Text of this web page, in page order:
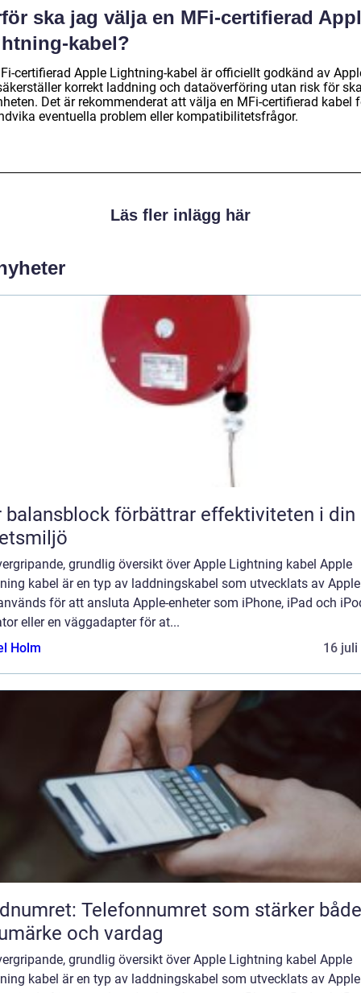
ska jag välja en MFi-certifierad
kabel?
certifierad Apple Lightning-kabel är officiellt godkänd av
korrekt laddning och dataöverföring utan risk för
Det är rekommenderat att välja en MFi-certifierad kabel
eventuella problem eller kompatibilitetsfrågor.
Läs fler inlägg här
balansblock förbättrar effektiviteten i din
grundlig översikt över Apple Lightning kabel Apple
kabel är en typ av laddningskabel som utvecklats av
för att ansluta Apple-enheter som iPhone, iPad och
eller en väggadapter för at...
Holm
16 juli
Telefonnumret som stärker både
och vardag
grundlig översikt över Apple Lightning kabel Apple
kabel är en typ av laddningskabel som utvecklats av